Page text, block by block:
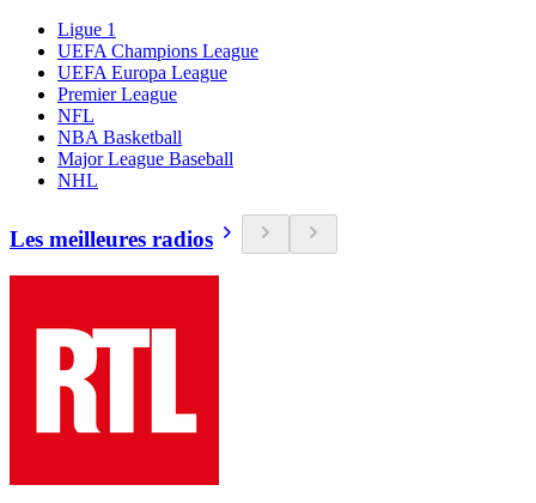
Ligue 1
UEFA Champions League
UEFA Europa League
Premier League
NFL
NBA Basketball
Major League Baseball
NHL
Les meilleures radios